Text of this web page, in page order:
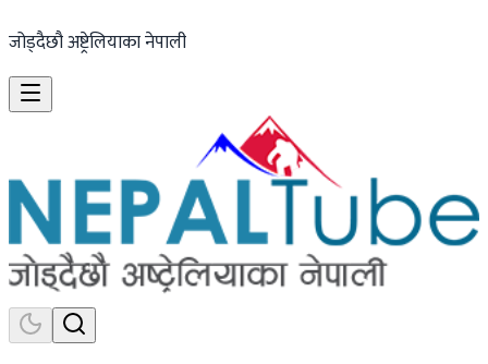
जोड्दैछौ अष्ट्रेलियाका नेपाली